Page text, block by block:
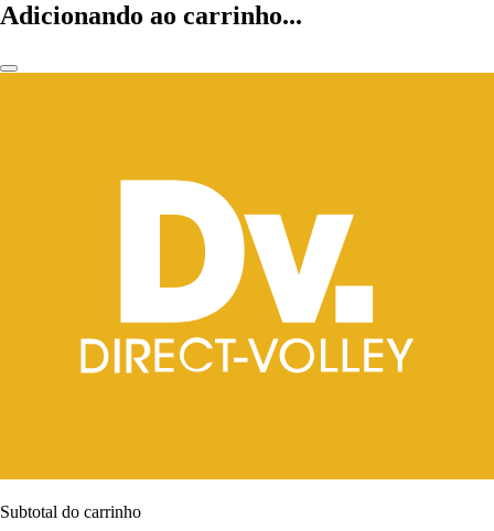
Adicionando ao carrinho...
Subtotal do carrinho